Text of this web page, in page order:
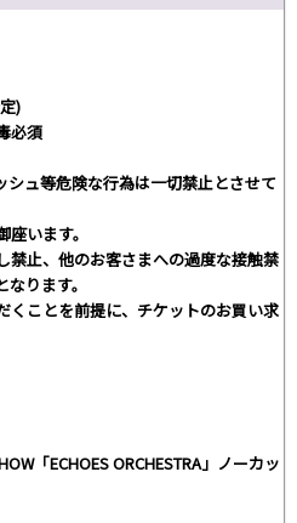
)
必須
ュ等危険な行為は一切禁止とさせて
います。
禁止、他のお客さまへの過度な接触禁
ります。
くことを前提に、チケットのお買い求
「ECHOES ORCHESTRA」ノーカッ